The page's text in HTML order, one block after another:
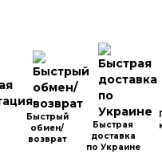
Быстрый
обмен/
возврат
Быстрая
доставка
по Украине